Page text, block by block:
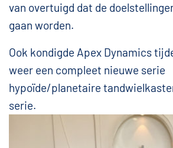
van overtuigd dat de
gaan worden.
Ook kondigde Apex Dynamics
weer een compleet nieuwe serie
hypoïde/planetaire
serie.